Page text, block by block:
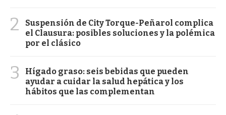
2
Suspensión de City Torque-Peñarol complica
el Clausura: posibles soluciones y la polémica
por el clásico
3
Hígado graso: seis bebidas que pueden
ayudar a cuidar la salud hepática y los
hábitos que las complementan